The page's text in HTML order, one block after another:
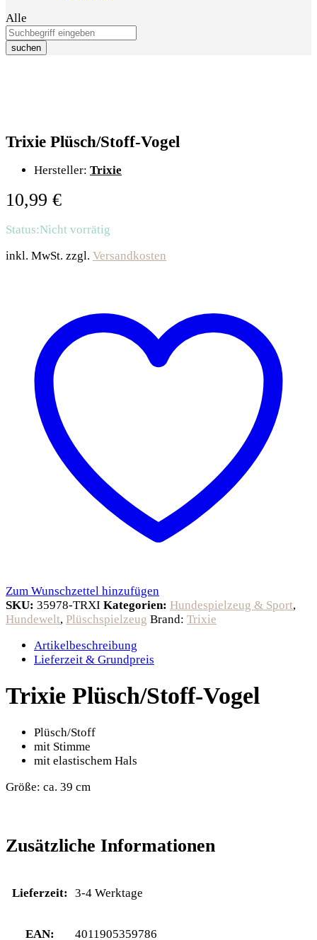
Alle
suchen
Trixie Plüsch/Stoff-Vogel
Hersteller: Trixie
10,99 €
Status:Nicht vorrätig
inkl. MwSt. zzgl. Versandkosten
Zum Wunschzettel hinzufügen
SKU: 35978-TRXI Kategorien: Hundespielzeug & Sport,
Hundewelt, Plüschspielzeug Brand: Trixie
Artikelbeschreibung
Lieferzeit & Grundpreis
Trixie Plüsch/Stoff-Vogel
Plüsch/Stoff
mit Stimme
mit elastischem Hals
Größe: ca. 39 cm
Zusätzliche Informationen
Lieferzeit: 3-4 Werktage
EAN: 4011905359786